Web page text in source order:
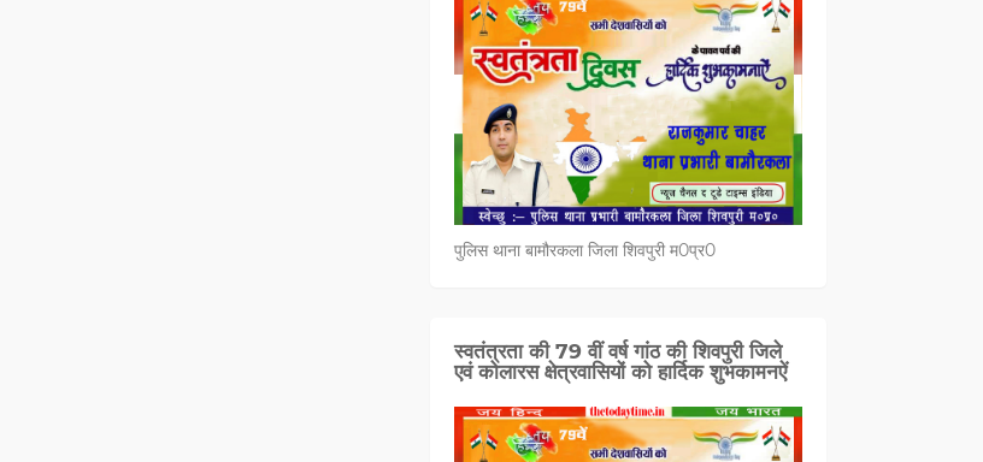
पुलिस थाना बामौरकला जिला शिवपुरी म0प्र0
स्वतंत्रता की 79 वीं वर्ष गांठ की शिवपुरी जिले
एवं कोलारस क्षेत्रवासियों को हार्दिक शुभकामनऐं